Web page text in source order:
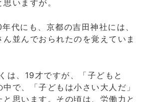
いますが。
代にも、京都の吉田神社には、
並んでおられたのを覚えていま
は、19才ですが、「子どもと
で、「子どもは小さい大人だ」
と思います。その頃は、労働力と